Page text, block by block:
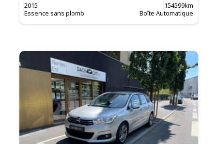
2015 154599km
Essence sans plomb
Boîte Automatique